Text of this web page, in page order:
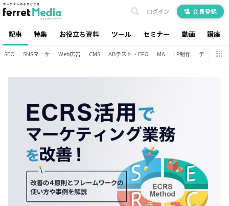
記事 特集 お役立ち資料 ツール セミナー 動画 講座
ログイン 会員登録
SEO SNSマーケ Web広告 CMS ABテスト・EFO MA LP制作 データ分析